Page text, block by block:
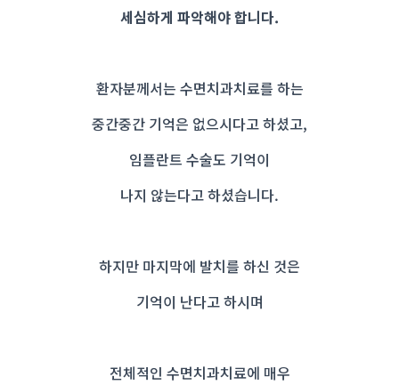
세심하게 파악해야 합니다.
환자분께서는 수면치과치료를 하는
중간중간 기억은 없으시다고 하셨고,
임플란트 수술도 기억이
나지 않는다고 하셨습니다.
하지만 마지막에 발치를 하신 것은
기억이 난다고 하시며
전체적인 수면치과치료에 매우